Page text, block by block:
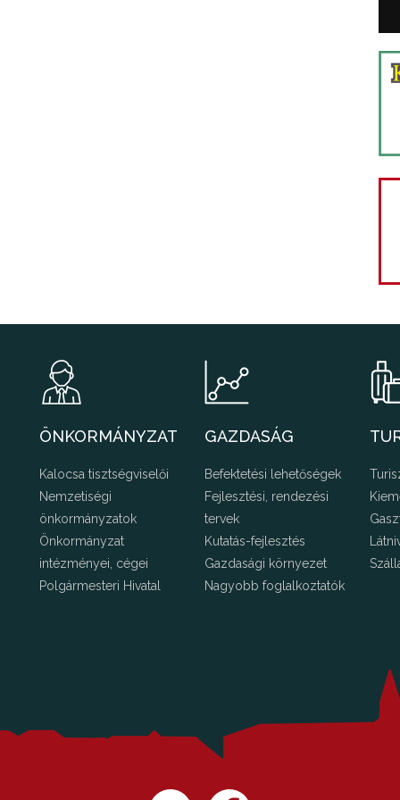
ÖNKORMÁNYZAT
Kalocsa tisztségviselői
Nemzetiségi
önkormányzatok
Önkormányzat
intézményei, cégei
Polgármesteri Hivatal
GAZDASÁG
Befektetési lehetőségek
Fejlesztési, rendezési
tervek
Kutatás-fejlesztés
Gazdasági környezet
Nagyobb foglalkoztatók